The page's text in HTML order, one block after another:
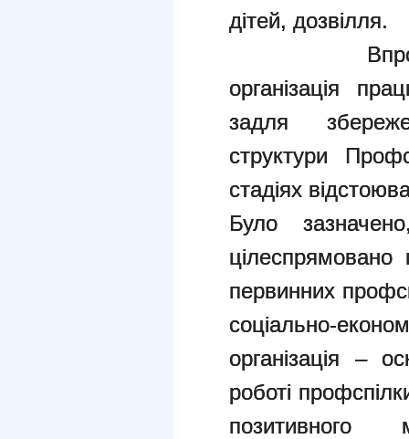
дітей, дозвілля.
Впродовж
організація
задля
структури
стадіях
Було
первинних
соціально-
організація –
роботі
позитивного